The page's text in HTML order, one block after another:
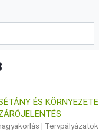
ÉS KÖRNYEZETE
| Tervpályázatok